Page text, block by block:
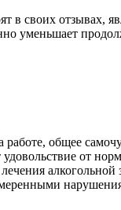
отзывах,
уменьшает
общее
от
алкогольной